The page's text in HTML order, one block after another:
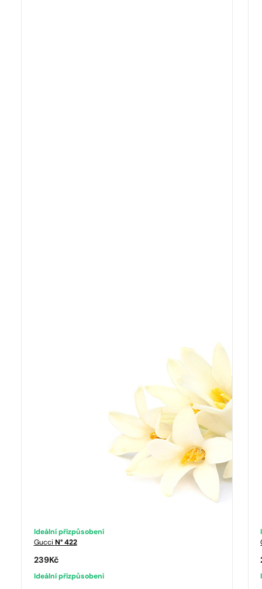
Ideální přizpůsobení
Gucci N° 422
239Kč
Ideální přizpůsobení